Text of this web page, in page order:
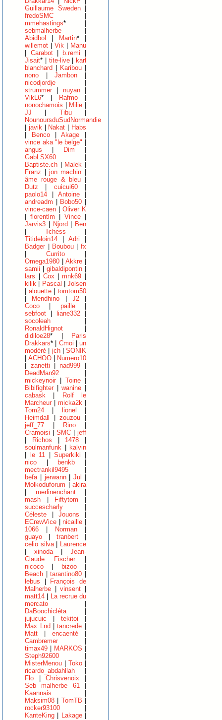
Guillaume Sweden|
fredoSMC
mmehastings* |
sebmalherbe
Abidbol
Martin* |
willemot
Vik
Manu
Carabot| b.remi
Jisait* | tite-live|
karl
blanchard
Karibou|
nono |Jambon
nicodjordje
strummer
nuyan|
VikL6* | Rafmo|
nonochamois
Milie
JJ
Tibu|
NounoursduSudNormandie
|javik Nakat
Habs
Benco|Akage
vince aka "le belge"
angus
Dim
GabLSX60
Baptiste.ch
Malek
Franz
jon machin
âme rouge & bleu
Dutz
cuicui60|
paolo14
Antoine|
andreadm
Bobo50
vince-caen
Oliver K
|florentlm Vince|
Jarvis3
Njord
Ben
Tchess
Titideloin14
Adri
Badger
Boubou
fx
Currito
Omega1980
Akkre|
samii
gibaldipontin|
lars
Cox |mnk69
kilik
Pascal
Jolsen
alouette| tomtom50
Mendhino J2|
Coco
paille|
sebfoot
liane332|
socoleah
RonaldHignot
didiloe28* |
Paris
Drakkars* | Cmoi
un
modéré
jch| SONIK
ACHOO|
Numero10
zanetti |nad999
DeadMan92
mickeynoir
Toine|
Bibifighter |wanine
cabask
Rolf le
Marcheur
micka2k|
Tom24
lionel
Heimdall
|zouzou
jeff_77
Rino
Cramoisi
SMC
jeff
Richos 1478
soulmanfunk
kalvin
le 11 |Superkiki
nico
benkb
mectrankil9495
befa| jerwann| Jul
Molkoduforum
akira
merlinenchant|
mash
Fiftytom
succescharly
Céleste |Jouons
ECrewVice |nicaille
1066
Norman|
guayo
tranbert|
celio silva|
Laurence
|xinoda| Jean-
Claude Fischer
nicoco
bizoo|
Beach |tarantino80
lebus
François de
Malherbe |vinsent
matt14
La recrue du
mercato
DaBoochicléta|
jujucuic
tekitoi
Max Lnd |tancrede
Matt
encaenté|
Cambremer
timax49
MARKOS
Steph92600
MisterMenou
Toko|
ricardo_abdahllah
Flo |Chrisvenoix
Seb malherbe 61|
Kaannais
Maksim08
TomTB
rocker93100
KanteKing
Lakage|